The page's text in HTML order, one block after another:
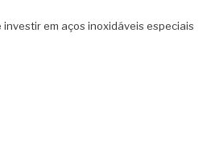
em aços inoxidáveis especiais